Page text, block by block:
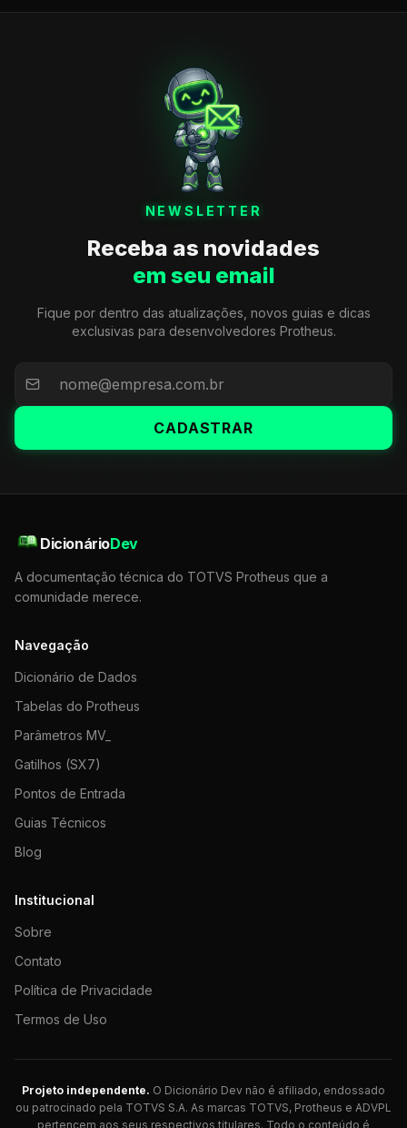
NEWSLETTER
Receba as novidades
em seu email
Fique por dentro das atualizações, novos guias e dicas
exclusivas para desenvolvedores Protheus.
CADASTRAR
DicionárioDev
A documentação técnica do TOTVS Protheus que a
comunidade merece.
Navegação
Dicionário de Dados
Tabelas do Protheus
Parâmetros MV_
Gatilhos (SX7)
Pontos de Entrada
Guias Técnicos
Blog
Institucional
Sobre
Contato
Política de Privacidade
Termos de Uso
Projeto independente. O Dicionário Dev não é afiliado, endossado
ou patrocinado pela TOTVS S.A. As marcas TOTVS, Protheus e ADVPL
pertencem aos seus respectivos titulares. Todo o conteúdo é